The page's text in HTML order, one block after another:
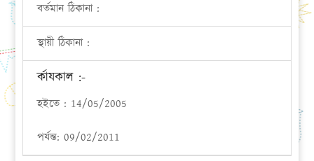
বর্তমান ঠিকানা :
স্থায়ী ঠিকানা :
র্কাযকাল :-
হইতে : 14/05/2005
পর্যন্ত: 09/02/2011